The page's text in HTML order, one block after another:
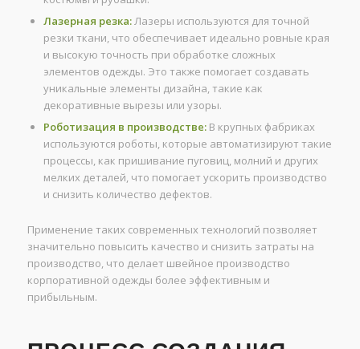
Лазерная резка:Лазеры используются для точной
резки ткани, что обеспечивает идеально ровные края
и высокую точность при обработке сложных
элементов одежды. Это также помогает создавать
уникальные элементы дизайна, такие как
декоративные вырезы или узоры.
Роботизация в производстве:В крупных фабриках
используются роботы, которые автоматизируют такие
процессы, как пришивание пуговиц, молний и других
мелких деталей, что помогает ускорить производство
и снизить количество дефектов.
Применение таких современных технологий позволяет
значительно повысить качество и снизить затраты на
производство, что делает швейное производство
корпоративной одежды более эффективным и
прибыльным.